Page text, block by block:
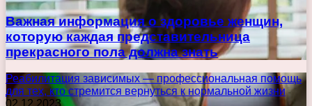
Важная информация о здоровье женщин,
которую каждая представительница
прекрасного пола должна знать
Реабилитация зависимых — профессиональная помощь
для тех, кто стремится вернуться к нормальной жизни